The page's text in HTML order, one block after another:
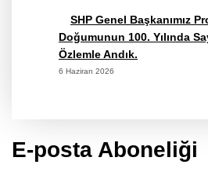
SHP Genel Başkanımız
Doğumunun 100. Yılında
Özlemle Andık.
6 Haziran 2026
E-posta Aboneliği